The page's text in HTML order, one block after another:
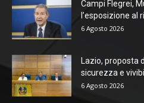
Campi Flegrei,
l’esposizione al
6 Agosto 2026
Lazio, proposta
sicurezza e
6 Agosto 2026